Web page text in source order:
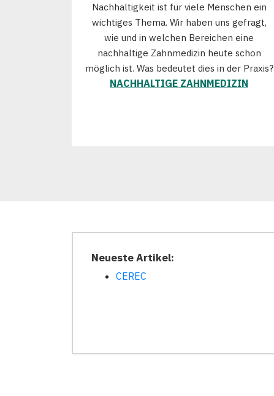
Nachhaltigkeit ist für viele Menschen ein
wichtiges Thema. Wir haben uns gefragt,
wie und in welchen Bereichen eine
nachhaltige Zahnmedizin heute schon
möglich ist. Was bedeutet dies in der Praxis?
NACHHALTIGE ZAHNMEDIZIN
Neueste Artikel:
CEREC